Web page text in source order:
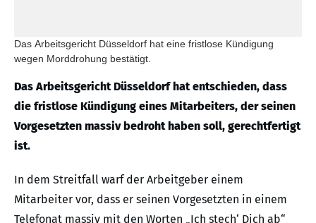
Das Arbeitsgericht Düsseldorf hat eine fristlose Kündigung
wegen Morddrohung bestätigt.
Das Arbeitsgericht Düsseldorf hat entschieden, dass
die fristlose Kündigung eines Mitarbeiters, der seinen
Vorgesetzten massiv bedroht haben soll, gerechtfertigt
ist.
In dem Streitfall warf der Arbeitgeber einem
Mitarbeiter vor, dass er seinen Vorgesetzten in einem
Telefonat massiv mit den Worten „Ich stech‘ Dich ab“